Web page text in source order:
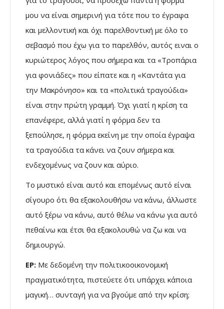
μου να είναι σημερινή για τότε που το έγραφα
και μελλοντική και όχι παρελθοντική με όλο το
σεβασμό που έχω για το παρελθόν, αυτός ειναι ο
κυριώτερος λόγος που σήμερα και τα «Τροπάρια
για φονιάδες» που είπατε και η «Καντάτα για
την Μακρόνησο» και τα «πολιτικά τραγούδια»
είναι στην πρώτη γραμμή. Όχι γιατί η κρίση τα
επανέφερε, αλλά γιατί η φόρμα δεν τα
ξεπούλησε, η φόρμα εκείνη με την οποία έγραψα
τα τραγούδια τα κάνει να ζουν σήμερα και
ενδεχομένως να ζουν και αύριο.
Το μυστικό είναι αυτό και επομένως αυτό είναι
σίγουρο ότι θα εξακολουθήσω να κάνω, άλλωστε
αυτό ξέρω να κάνω, αυτό θέλω να κάνω για αυτό
πεθαίνω και έτσι θα εξακολουθώ να ζω και να
δημιουργώ.
ΕΡ: Με δεδομένη την πολιτικοοικονομική
πραγματικότητα, πιστεύετε ότι υπάρχει κάποια
μαγική… συνταγή για να βγούμε από την κρίση;